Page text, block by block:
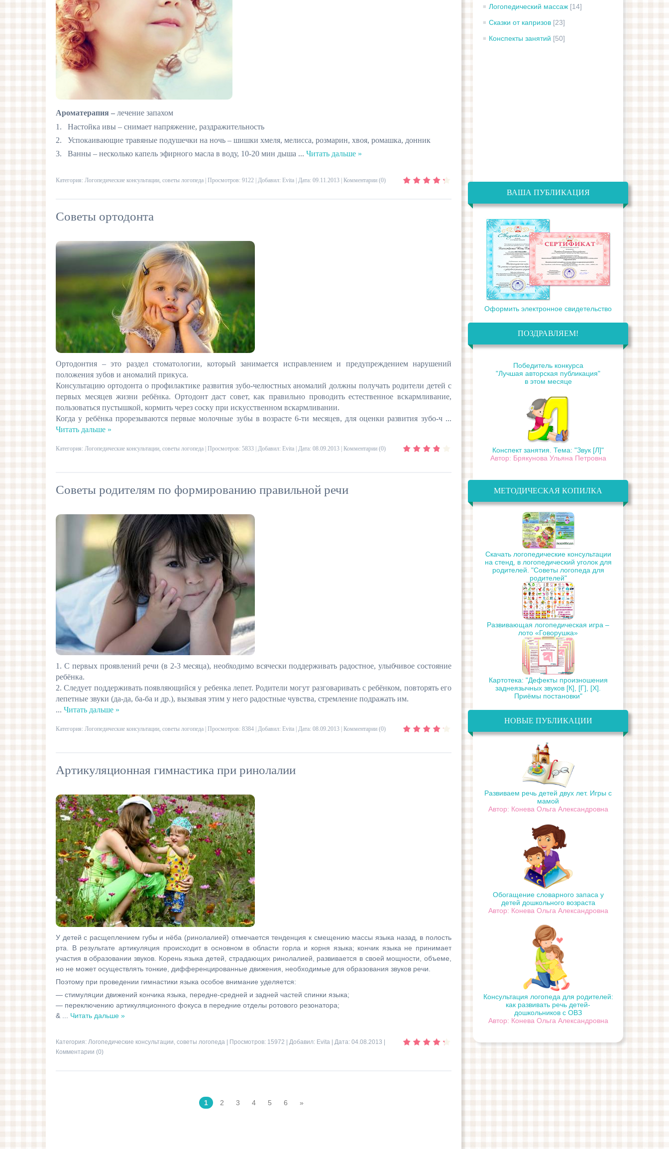
Ароматерапия – лечение запахом
1. Настойка ивы – снимает напряжение, раздражительность
2. Успокаивающие травяные подушечки на ночь – шишки хмеля, мелисса, розмарин, хвоя, ромашка, донник
3. Ванны – несколько капель эфирного масла в воду, 10-20 мин дыша ... Читать дальше »
Категория: Логопедические консультации, советы логопеда | Просмотров: 9122 | Добавил: Evita | Дата: 09.11.2013 Комментарии (0)
Советы ортодонта
Ортодонтия – это раздел стоматологии, который занимается исправлением и предупреждением нарушений
положения зубов и аномалий прикуса.
Консультацию ортодонта о профилактике развития зубо-челюстных аномалий должны получать родители детей с
первых месяцев жизни ребёнка. Ортодонт даст совет, как правильно проводить естественное вскармливание,
пользоваться пустышкой, кормить через соску при искусственном вскармливании.
Когда у ребёнка прорезываются первые молочные зубы в возрасте 6-ти месяцев, для оценки развития зубо-ч ...
Читать дальше »
Категория: Логопедические консультации, советы логопеда | Просмотров: 5833 | Добавил: Evita | Дата: 08.09.2013 Комментарии (0)
Советы родителям по формированию правильной речи
1. С первых проявлений речи (в 2-3 месяца), необходимо всячески поддерживать радостное, улыбчивое состояние
ребёнка.
2. Следует поддерживать появляющийся у ребенка лепет. Родители могут разговаривать с ребёнком, повторять его
лепетные звуки (да-да, ба-ба и др.), вызывая этим у него радостные чувства, стремление подражать им.
... Читать дальше »
Категория: Логопедические консультации, советы логопеда | Просмотров: 8384 | Добавил: Evita | Дата: 08.09.2013 Комментарии (0)
Артикуляционная гимнастика при ринолалии
У детей с расщеплением губы и нёба (ринолалией) отмечается тенденция к смещению массы языка назад, в полость
рта. В результате артикуляция происходит в основном в области горла и корня языка; кончик языка не принимает
участия в образовании звуков. Корень языка детей, страдающих ринолалией, развивается в своей мощности, объеме,
но не может осуществлять тонкие, дифференцированные движения, необходимые для образования звуков речи.
Поэтому при проведении гимнастики языка особое внимание уделяется:
— стимуляции движений кончика языка, передне-средней и задней частей спинки языка;
— переключению артикуляционного фокуса в передние отделы ротового резонатора;
&
Читать дальше »
Категория: Логопедические консультации, советы логопеда | Просмотров: 15972 | Добавил: Evita | Дата: 04.08.2013
Комментарии (0)
1 2 3 4 5 6 »
Логопедический массаж [14]
Сказки от капризов [23]
Конспекты занятий [50]
ВАША ПУБЛИКАЦИЯ
Оформить электронное свидетельство
ПОЗДРАВЛЯЕМ!
Победитель конкурса
"Лучшая авторская публикация"
в этом месяце
Конспект занятия. Тема: "Звук [Л]"
Автор: Брякунова Ульяна Петровна
МЕТОДИЧЕСКАЯ КОПИЛКА
Скачать логопедические консультации
на стенд, в логопедический уголок для
родителей. "Советы логопеда для
родителей"
Развивающая логопедическая игра –
лото «Говорушка»
Картотека: "Дефекты произношения
заднеязычных звуков [К], [Г], [Х].
Приёмы постановки"
НОВЫЕ ПУБЛИКАЦИИ
Развиваем речь детей двух лет. Игры с
мамой
Автор: Конева Ольга Александровна
Обогащение словарного запаса у
детей дошкольного возраста
Автор: Конева Ольга Александровна
Консультация логопеда для родителей:
как развивать речь детей-
дошкольников с ОВЗ
Автор: Конева Ольга Александровна